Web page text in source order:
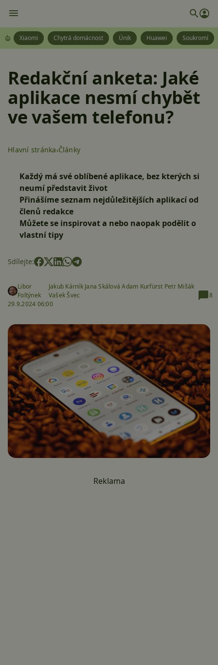
Xiaomi Chytrá domácnost Únik Huawei Soukromí
Redakční anketa: Jaké
aplikace nesmí chybět
ve vašem telefonu?
Hlavní stránka Články
Každý má své oblíbené aplikace, bez kterých si
neumí představit život
Přinášíme seznam nejdůležitějších aplikací od
členů redakce
Můžete se inspirovat a nebo naopak podělit o
vlastní tipy
Sdílejte:
Libor
Foltýnek
Jakub Kárník Jana Skálová Adam Kurfürst Petr Mišák
Vašek Švec
29.9.2024 06:00
8
Reklama